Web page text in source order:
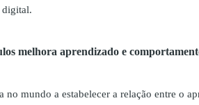
digital.
melhora aprendizado e
no mundo a estabelecer a relação entre o